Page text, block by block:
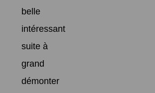
belle
intéressant
suite à
grand
démonter